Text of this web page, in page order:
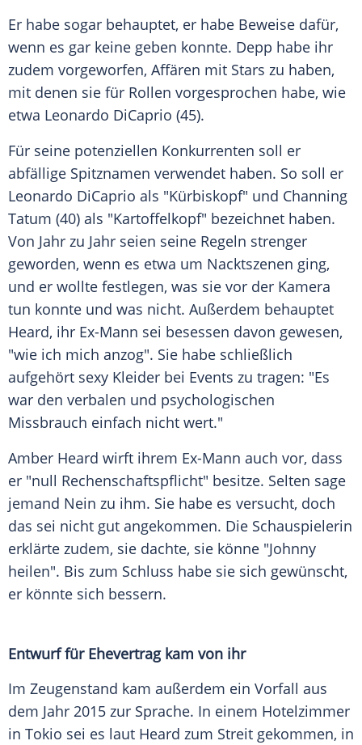
Er habe sogar behauptet, er habe Beweise dafür,
wenn es gar keine geben konnte. Depp habe ihr
zudem vorgeworfen, Affären mit Stars zu haben,
mit denen sie für Rollen vorgesprochen habe, wie
etwa Leonardo DiCaprio (45).
Für seine potenziellen Konkurrenten soll er
abfällige Spitznamen verwendet haben. So soll er
Leonardo DiCaprio als "Kürbiskopf" und Channing
Tatum (40) als "Kartoffelkopf" bezeichnet haben.
Von Jahr zu Jahr seien seine Regeln strenger
geworden, wenn es etwa um Nacktszenen ging,
und er wollte festlegen, was sie vor der Kamera
tun konnte und was nicht. Außerdem behauptet
Heard, ihr Ex-Mann sei besessen davon gewesen,
"wie ich mich anzog". Sie habe schließlich
aufgehört sexy Kleider bei Events zu tragen: "Es
war den verbalen und psychologischen
Missbrauch einfach nicht wert."
Amber Heard wirft ihrem Ex-Mann auch vor, dass
er "null Rechenschaftspflicht" besitze. Selten sage
jemand Nein zu ihm. Sie habe es versucht, doch
das sei nicht gut angekommen. Die Schauspielerin
erklärte zudem, sie dachte, sie könne "Johnny
heilen". Bis zum Schluss habe sie sich gewünscht,
er könnte sich bessern.
Entwurf für Ehevertrag kam von ihr
Im Zeugenstand kam außerdem ein Vorfall aus
dem Jahr 2015 zur Sprache. In einem Hotelzimmer
in Tokio sei es laut Heard zum Streit gekommen, in